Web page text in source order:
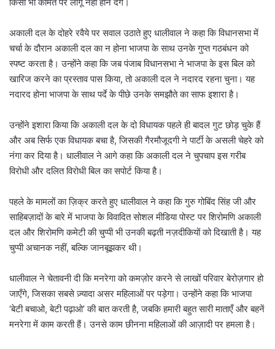
अकाली दल के दोहरे रवैये पर सवाल उठाते हुए धालीवाल ने कहा कि विधानसभा में
चर्चा के दौरान अकाली दल का न होना भाजपा के साथ उनके गुप्त गठबंधन को
स्पष्ट करता है। उन्होंने कहा कि जब पंजाब विधानसभा ने भाजपा के इस बिल को
खारिज करने का प्रस्ताव पास किया, तो अकाली दल ने नदारद रहना चुना। यह
नदारद होना भाजपा के साथ पर्दे के पीछे उनके समझौते का साफ इशारा है।
उन्होंने इशारा किया कि अकाली दल के दो विधायक पहले ही बादल गुट छोड़ चुके हैं
और अब सिर्फ एक विधायक बचा है, जिसकी गैरमौजूदगी ने पार्टी के असली चेहरे को
नंगा कर दिया है। धालीवाल ने आगे कहा कि अकाली दल ने चुपचाप इस गरीब
विरोधी और दलित विरोधी बिल का सपोर्ट किया है।
पहले के मामलों का ज़िक्र करते हुए धालीवाल ने कहा कि गुरु गोबिंद सिंह जी और
साहिबज़ादों के बारे में भाजपा के विवादित सोशल मीडिया पोस्ट पर शिरोमणि अकाली
दल और शिरोमणि कमेटी की चुप्पी भी उनकी बढ़ती नज़दीकियों को दिखाती है। यह
चुप्पी अचानक नहीं, बल्कि जानबूझकर थी।
धालीवाल ने चेतावनी दी कि मनरेगा को कमज़ोर करने से लाखों परिवार बेरोज़गार हो
जाएँगे, जिसका सबसे ज़्यादा असर महिलाओं पर पड़ेगा। उन्होंने कहा कि भाजपा
‘बेटी बचाओ, बेटी पढ़ाओ’ की बात करती है, जबकि हमारी बहुत सारी माताएँ और बहनें
मनरेगा में काम करती हैं। उनसे काम छीनना महिलाओं की आज़ादी पर हमला है।